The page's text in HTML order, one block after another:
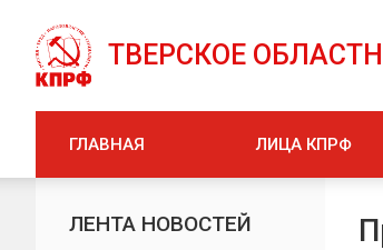
ТВЕРСКОЕ
ГЛАВНАЯ ЛИЦА КПРФ
ЛЕНТА НОВОСТЕЙ